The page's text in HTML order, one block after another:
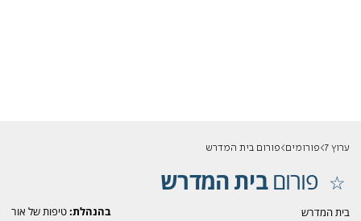
ערוץ 7 פורומים פורום בית המדרש
פורוםבית המדרש
בהנהלת:טיפות של אור בית המדרש